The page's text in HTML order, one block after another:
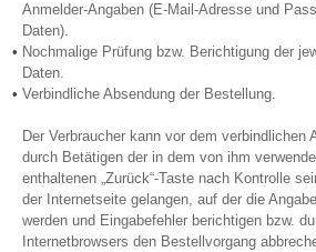
Anmelder-Angaben (E-Mail-Adresse und
Daten).
Nochmalige Prüfung bzw. Berichtigung der
Daten.
Verbindliche Absendung der Bestellung.
Der Verbraucher kann vor dem verbindlichen
durch Betätigen der in dem von ihm
enthaltenen „Zurück“-Taste nach Kontrolle
der Internetseite gelangen, auf der die
werden und Eingabefehler berichtigen bzw.
Internetbrowsers den Bestellvorgang